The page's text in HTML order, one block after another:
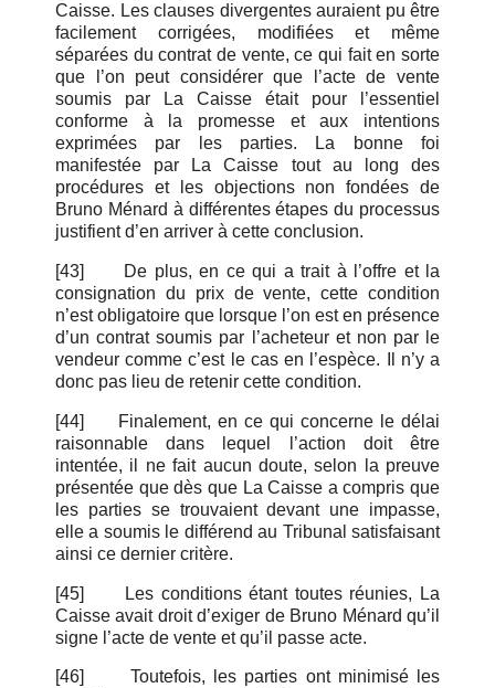
Caisse. Les clauses divergentes auraient pu être
facilement corrigées, modifiées et même
séparées du contrat de vente, ce qui fait en sorte
que l’on peut considérer que l’acte de vente
soumis par La Caisse était pour l’essentiel
conforme à la promesse et aux intentions
exprimées par les parties. La bonne foi
manifestée par La Caisse tout au long des
procédures et les objections non fondées de
Bruno Ménard à différentes étapes du processus
justifient d’en arriver à cette conclusion.
[43]
De plus, en ce qui a trait à l’offre et la
consignation du prix de vente, cette condition
n’est obligatoire que lorsque l’on est en présence
d’un contrat soumis par l’acheteur et non par le
vendeur comme c’est le cas en l’espèce. Il n’y a
donc pas lieu de retenir cette condition.
[44]
Finalement, en ce qui concerne le délai
raisonnable dans lequel l’action doit être
intentée, il ne fait aucun doute, selon la preuve
présentée que dès que La Caisse a compris que
les parties se trouvaient devant une impasse,
elle a soumis le différend au Tribunal satisfaisant
ainsi ce dernier critère.
[45]
Les conditions étant toutes réunies, La
Caisse avait droit d’exiger de Bruno Ménard qu’il
signe l’acte de vente et qu’il passe acte.
[46]
Toutefois, les parties ont minimisé les